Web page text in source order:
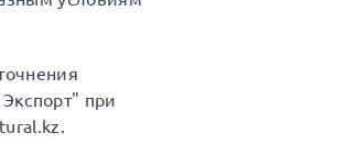
при